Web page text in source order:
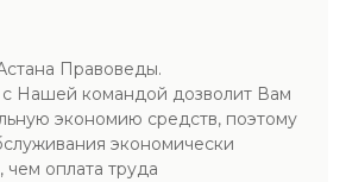
Правоведы.
с Нашей командой дозволит Вам
экономию средств, поэтому
экономически
оплата труда